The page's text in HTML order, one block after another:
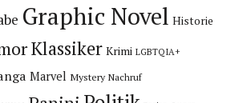
Graphic Novel Historie
Klassiker Krimi LGBTQIA+
Marvel Mystery Nachruf